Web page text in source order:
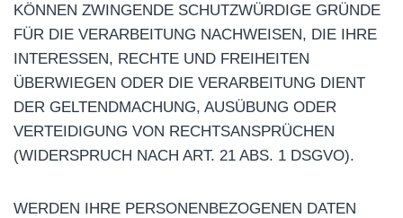
KÖNNEN ZWINGENDE SCHUTZWÜRDIGE GRÜNDE
FÜR DIE VERARBEITUNG NACHWEISEN, DIE IHRE
INTERESSEN, RECHTE UND FREIHEITEN
ÜBERWIEGEN ODER DIE VERARBEITUNG DIENT
DER GELTENDMACHUNG, AUSÜBUNG ODER
VERTEIDIGUNG VON RECHTSANSPRÜCHEN
(WIDERSPRUCH NACH ART. 21 ABS. 1 DSGVO).
WERDEN IHRE PERSONENBEZOGENEN DATEN